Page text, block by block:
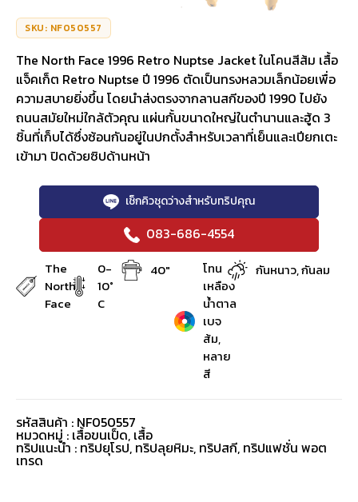
SKU: NF050557
The North Face 1996 Retro Nuptse Jacket ในโคนสีส้ม เสื้อ
แจ็คเก็ต Retro Nuptse ปี 1996 ตัดเป็นทรงหลวมเล็กน้อยเพื่อ
ความสบายยิ่งขึ้น โดยนำส่งตรงจากลานสกีของปี 1990 ไปยัง
ถนนสมัยใหม่ใกล้ตัวคุณ แผ่นกั้นขนาดใหญ่ในตำนานและฮู้ด 3
ชิ้นที่เก็บได้ซึ่งซ้อนกันอยู่ในปกตั้งสำหรับเวลาที่เย็นและเปียกเตะ
เข้ามา ปิดด้วยซิปด้านหน้า
เช็กคิวชุดว่างสำหรับทริปคุณ
083-686-4554
The
North
Face
0-
10°
C
40"
โทน
เหลือง
น้ำตาล
เบจ
ส้ม,
หลาย
สี
กันหนาว, กันลม
รหัสสินค้า : NF050557
หมวดหมู่ : เสื้อขนเป็ด, เสื้อ
ทริปแนะนำ : ทริปยุโรป, ทริปลุยหิมะ, ทริปสกี, ทริปแฟชั่น พอต
เทรด